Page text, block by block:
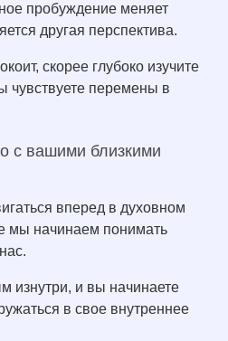
пробуждение меняет
другая перспектива.
скорее глубоко изучите
чувствуете перемены в
с вашими близкими
вперед в духовном
мы начинаем понимать
изнутри, и вы начинаете
в свое внутреннее